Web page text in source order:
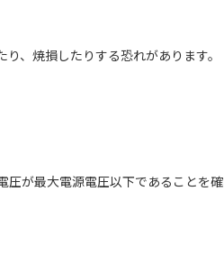
、焼損したりする恐れがあります。
が最大電源電圧以下であることを確